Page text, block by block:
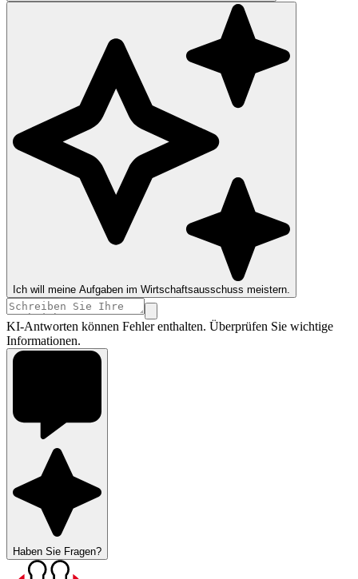
Ich will meine Aufgaben im Wirtschaftsausschuss meistern.
KI-Antworten können Fehler enthalten. Überprüfen Sie wichtige
Informationen.
Haben Sie Fragen?